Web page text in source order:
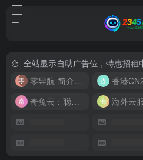
全站显示自助广告位，特惠招租
零导航-简介实用的网址导航
奇兔云：聪明人的“省”钱计划！